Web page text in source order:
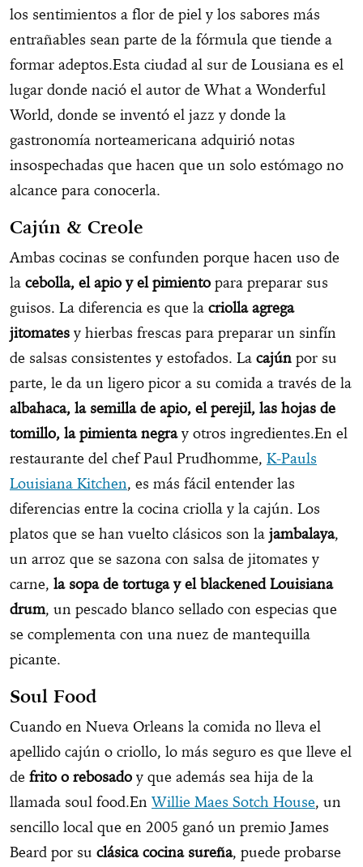
los sentimientos a flor de piel y los sabores más
entrañables sean parte de la fórmula que tiende a
formar adeptos.Esta ciudad al sur de Lousiana es el
lugar donde nació el autor de What a Wonderful
World, donde se inventó el jazz y donde la
gastronomía norteamericana adquirió notas
insospechadas que hacen que un solo estómago no
alcance para conocerla.
Cajún & Creole
Ambas cocinas se confunden porque hacen uso de
la cebolla, el apio y el pimiento para preparar sus
guisos. La diferencia es que la criolla agrega
jitomates y hierbas frescas para preparar un sinfín
de salsas consistentes y estofados. La cajún por su
parte, le da un ligero picor a su comida a través de la
albahaca, la semilla de apio, el perejil, las hojas de
tomillo, la pimienta negray otros ingredientes.En el
restaurante del chef Paul Prudhomme, K-Pauls
Louisiana Kitchen, es más fácil entender las
diferencias entre la cocina criolla y la cajún. Los
platos que se han vuelto clásicos son la jambalaya,
un arroz que se sazona con salsa de jitomates y
carne, la sopa de tortuga y el blackened Louisiana
drum, un pescado blanco sellado con especias que
se complementa con una nuez de mantequilla
picante.
Soul Food
Cuando en Nueva Orleans la comida no lleva el
apellido cajún o criollo, lo más seguro es que lleve el
de frito o rebosado y que además sea hija de la
llamada soul food.En Willie Maes Sotch House, un
sencillo local que en 2005 ganó un premio James
Beard por su clásica cocina sureña, puede probarse